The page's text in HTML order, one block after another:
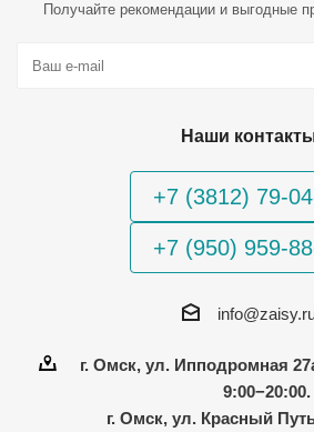
Получайте рекомендации и выгодные
Наши
+7 (3812) 79-
+7 (950) 959-
г. Омск, ул. Ипподромная
9:00−20:00.
г. Омск, ул. Красный